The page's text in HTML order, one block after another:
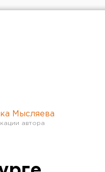
Мысляева